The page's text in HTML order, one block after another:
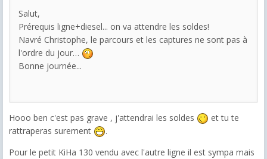
Salut,
Prérequis ligne+diesel... on va attendre les soldes!
Navré Christophe, le parcours et les captures ne sont pas à
l'ordre du jour…
Bonne journée...
Hooo ben c'est pas grave , j'attendrai les soldes
et tu te
rattraperas surement
.
Pour le petit KiHa 130 vendu avec l'autre ligne il est sympa mais